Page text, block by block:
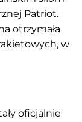
Patriot.
otrzymała
w
oficjalnie